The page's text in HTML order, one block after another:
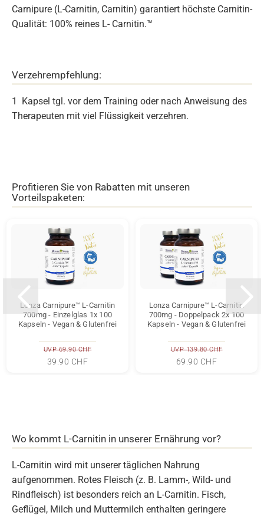
Carnipure (L-Carnitin, Carnitin) garantiert höchste Carnitin-
Qualität: 100% reines L- Carnitin.™
Verzehrempfehlung:
1 Kapsel tgl. vor dem Training oder nach Anweisung des
Therapeuten mit viel Flüssigkeit verzehren.
Profitieren Sie von Rabatten mit unseren
Vorteilspaketen:
Lonza Carnipure™ L-Carnitin
700mg - Einzelglas 1x 100
Kapseln - Vegan & Glutenfrei
UVP 69.90 CHF
39.90 CHF
Lonza Carnipure™ L-Carnitin
700mg - Doppelpack 2x 100
Kapseln - Vegan & Glutenfrei
UVP 139.80 CHF
69.90 CHF
Wo kommt L-Carnitin in unserer Ernährung vor?
L-Carnitin wird mit unserer täglichen Nahrung
aufgenommen. Rotes Fleisch (z. B. Lamm-, Wild- und
Rindfleisch) ist besonders reich an L-Carnitin. Fisch,
Geflügel, Milch und Muttermilch enthalten geringere